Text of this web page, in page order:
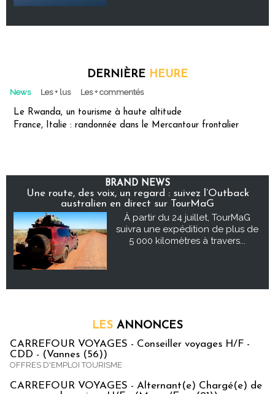
DERNIÈRE HEURE
News Les + lus Les + commentés
Le Rwanda, un tourisme à haute altitude
France, Italie : randonnée dans le Mercantour frontalier
BRAND NEWS
Une route, des voix, un regard : suivez l’Outback
australien en direct sur TourMaG
À partir du 24 juillet, TourMaG
suivra une expédition de plus de
5 000 kilomètres à travers...
LES ANNONCES
CARREFOUR VOYAGES - Conseiller voyages H/F -
CDD - (Vannes (56))
OFFRES D'EMPLOI TOURISME
CARREFOUR VOYAGES - Alternant(e) Chargé(e) de